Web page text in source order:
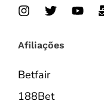
Afiliações
Betfair
188Bet